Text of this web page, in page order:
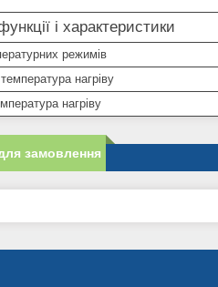
і характеристики
режимів
нагріву
нагріву
замовлення